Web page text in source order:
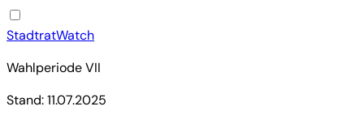
StadtratWatch
Wahlperiode VII
Stand: 11.07.2025